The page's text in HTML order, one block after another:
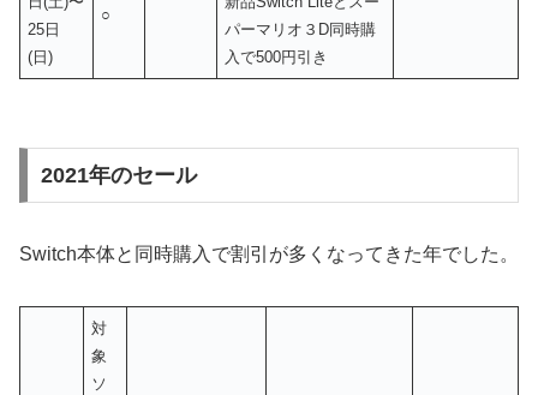
25日
(日)
○
パーマリオ３D同時購
入で500円引き
2021年のセール
Switch本体と同時購入で割引が多くなってきた年でした。
対
象
ソ